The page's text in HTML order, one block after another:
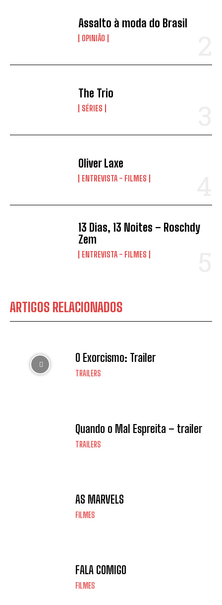
Assalto à moda do Brasil
OPINIÃO
The Trio
SÉRIES
Oliver Laxe
ENTREVISTA - FILMES
13 Dias, 13 Noites – Roschdy
Zem
ENTREVISTA - FILMES
ARTIGOS RELACIONADOS
O Exorcismo: Trailer
TRAILERS
Quando o Mal Espreita – trailer
TRAILERS
AS MARVELS
FILMES
FALA COMIGO
FILMES